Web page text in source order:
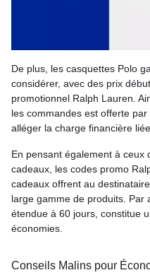
De plus, les casquettes Polo
considérer, avec des prix
promotionnel Ralph Lauren.
les commandes est offerte
alléger la charge financière
En pensant également à ceux
cadeaux, les codes promo
cadeaux offrent au
large gamme de produits. Par
étendue à 60 jours, constitue
économies.
Conseils Malins pour